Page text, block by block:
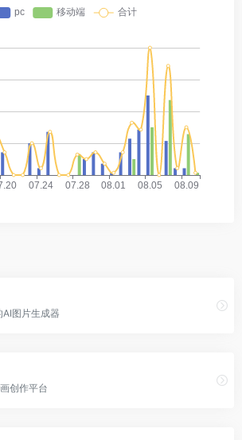
图片生成器
创作平台